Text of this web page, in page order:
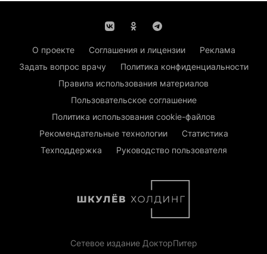
О проекте Соглашения и лицензии
Реклама
Задать вопрос врачу
Политика конфиденциальности
Правила использования материалов
Пользовательское соглашение
Политика использования cookie-файлов
Рекомендательные технологии
Статистика
Техподдержка
Руководство пользователя
Сетевое издание ДокторПитер